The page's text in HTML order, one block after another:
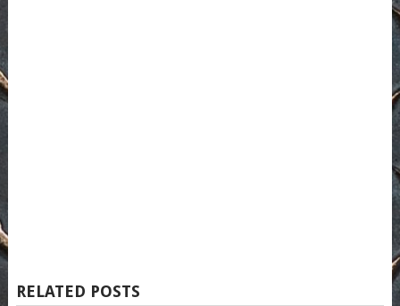
RELATED POSTS